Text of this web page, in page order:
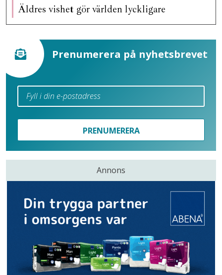
Äldres vishet gör världen lyckligare
Prenumerera på nyhetsbrevet
PRENUMERERA
Annons